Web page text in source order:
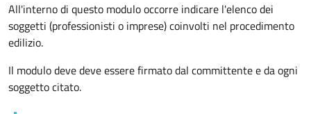
All'interno di questo modulo occorre indicare l'elenco dei
soggetti (professionisti o imprese) coinvolti nel procedimento
edilizio.
Il modulo deve deve essere firmato dal committente e da ogni
soggetto citato.